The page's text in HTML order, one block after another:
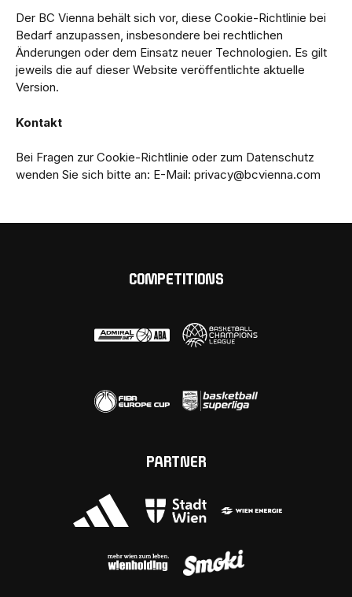
Der BC Vienna behält sich vor, diese Cookie-Richtlinie bei
Bedarf anzupassen, insbesondere bei rechtlichen
Änderungen oder dem Einsatz neuer Technologien. Es gilt
jeweils die auf dieser Website veröffentlichte aktuelle
Version.
Kontakt
Bei Fragen zur Cookie-Richtlinie oder zum Datenschutz
wenden Sie sich bitte an: E-Mail: privacy@bcvienna.com
COMPETITIONS
PARTNER